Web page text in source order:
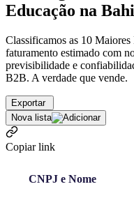
Educação na
Classificamos as 10
faturamento estimado com
previsibilidade e
B2B. A verdade que vende.
Exportar
Nova lista
Copiar link
CNPJ e Nome